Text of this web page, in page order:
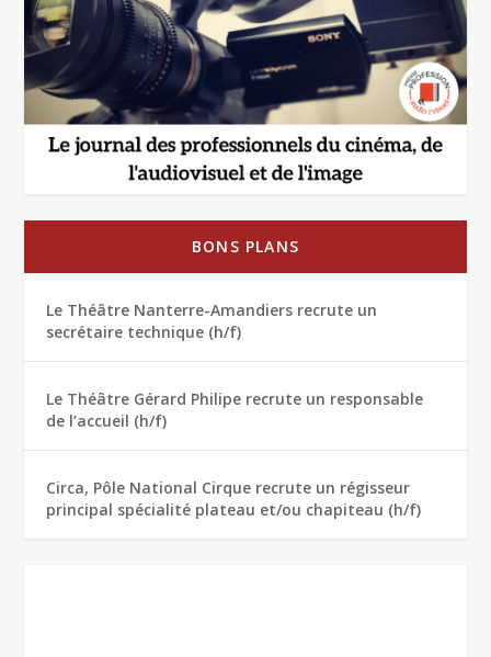
BONS PLANS
Le Théâtre Nanterre-Amandiers recrute un
secrétaire technique (h/f)
Le Théâtre Gérard Philipe recrute un responsable
de l’accueil (h/f)
Circa, Pôle National Cirque recrute un régisseur
principal spécialité plateau et/ou chapiteau (h/f)